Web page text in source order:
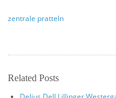
zentrale pratteln
Related Posts